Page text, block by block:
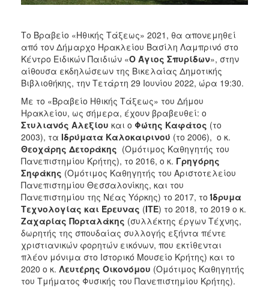
ΠΟΛΙΤΙΣΜΟΣ
ΑΝΘΕΚΤΙΚΗ
ΠΟΛΗ
Το Βραβείο «Ηθικής Τάξεως» 2021, θα απονεμηθεί
από τον Δήμαρχο Ηρακλείου Βασίλη Λαμπρινό στο
Κέντρο Ειδικών Παιδιών «Ο Άγιος Σπυρίδων», στην
αίθουσα εκδηλώσεων της Βικελαίας Δημοτικής
Βιβλιοθήκης, την Τετάρτη 29 Ιουνίου 2022, ώρα 19:30.
Με το «Βραβείο Ηθικής Τάξεως» του Δήμου
Ηρακλείου, ως σήμερα, έχουν βραβευθεί: ο
Στυλιανός Αλεξίου και ο Φώτης Καφάτος (το
2003), τα Ιδρύματα Καλοκαιρινού (το 2006), ο κ.
Θεοχάρης Δετοράκης (Ομότιμος Καθηγητής του
Πανεπιστημίου Κρήτης), το 2016, ο κ. Γρηγόρης
Σηφάκης (Ομότιμος Καθηγητής του Αριστοτελείου
Πανεπιστημίου Θεσσαλονίκης, και του
Πανεπιστημίου της Νέας Υόρκης) το 2017, τοΊδρυμα
Τεχνολογίας και Έρευνας (ΙΤΕ) το 2018, το 2019 ο κ.
Ζαχαρίας Πορταλάκης (συλλέκτης έργων Τέχνης,
δωρητής της σπουδαίας συλλογής εξήντα πέντε
χριστιανικών φορητών εικόνων, που εκτίθενται
πλέον μόνιμα στο Ιστορικό Μουσείο Κρήτης) και το
2020 ο κ. Λευτέρης Οικονόμου (Ομότιμος Καθηγητής
του Τμήματος Φυσικής του Πανεπιστημίου Κρήτης).